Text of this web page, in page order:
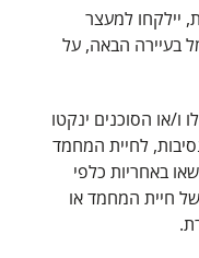
יילקחו למעצר
בעיירה הבאה, על
ו/או הסוכנים ינקטו
לחיית המחמד
באחריות כלפי
חיית המחמד או